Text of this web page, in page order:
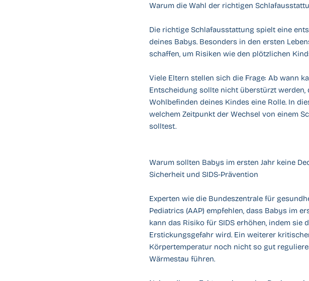
Warum die Wahl der richtigen
Die richtige Schlafausstattung spielt eine
deines Babys. Besonders in den ersten
schaffen, um Risiken wie den plötzlichen
Viele Eltern stellen sich die Frage: Ab wann
Entscheidung sollte nicht überstürzt
Wohlbefinden deines Kindes eine Rolle. In
welchem Zeitpunkt der Wechsel von einem
solltest.
Warum sollten Babys im ersten Jahr keine
Sicherheit und SIDS-Prävention
Experten wie die Bundeszentrale für
Pediatrics (AAP) empfehlen, dass Babys im
kann das Risiko für SIDS erhöhen, indem sie
Erstickungsgefahr wird. Ein weiterer
Körpertemperatur noch nicht so gut
Wärmestau führen.